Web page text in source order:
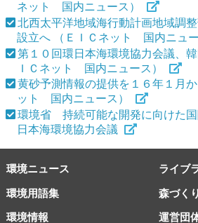
ネット 国内ニュース）
北西太平洋地域海行動計画地域調
設立へ （ＥＩＣネット 国内ニュー
第１０回環日本海環境協力会議、
ＩＣネット 国内ニュース）
黄砂予測情報の提供を１６年１月
ット 国内ニュース）
環境省 持続可能な開発に向けた
日本海環境協力会議
環境ニュース ライブ
環境用語集 森づく
環境情報 運営団